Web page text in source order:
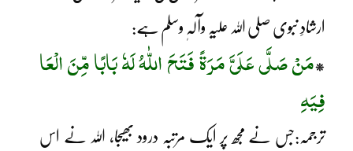
ارشادِ نبوی صلی اللہ علیہ وآلہٖ وسلم ہے:
*مَنْ صَلَّی عَلَیَّ مَرَۃً فَتَحَ اللّٰہُ لَہٗ بَابًا مِّنَ الْعَا
فِیَہِ
ترجمہ:جس نے مجھ پر ایک مرتبہ درود بھیجا، اللہ نے اس